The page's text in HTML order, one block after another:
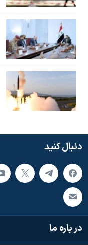
دنبال کنید
در باره ما